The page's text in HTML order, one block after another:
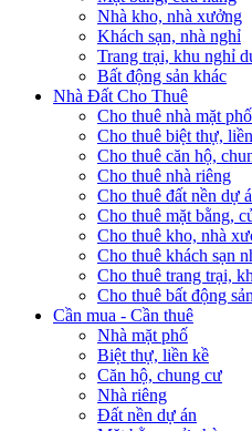
Nhà kho, nhà xưởng
Khách sạn, nhà nghỉ
Trang trại, khu nghỉ
Bất động sản khác
Nhà Đất Cho Thuê
Cho thuê nhà mặt phố
Cho thuê biệt thự,
Cho thuê căn hộ,
Cho thuê nhà riêng
Cho thuê đất nền dự
Cho thuê mặt bằng,
Cho thuê kho, nhà
Cho thuê khách sạn
Cho thuê trang trại,
Cho thuê bất động
Cần mua - Cần thuê
Nhà mặt phố
Biệt thự, liền kề
Căn hộ, chung cư
Nhà riêng
Đất nền dự án